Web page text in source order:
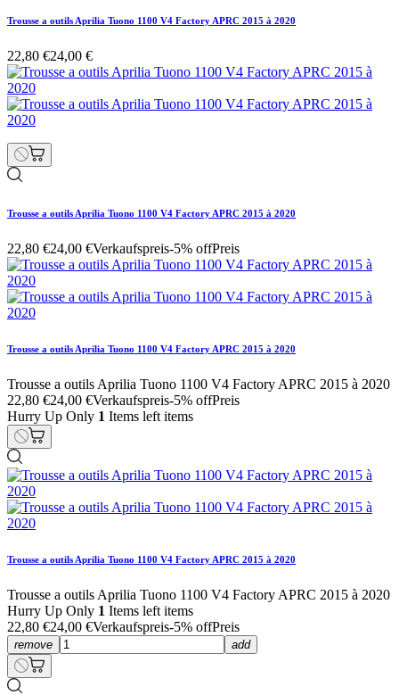
Trousse a outils Aprilia Tuono 1100 V4 Factory APRC 2015 à 2020
22,80 €24,00 €
Trousse a outils Aprilia Tuono 1100 V4 Factory APRC 2015 à 2020
22,80 €24,00 €Verkaufspreis-5% offPreis
Trousse a outils Aprilia Tuono 1100 V4 Factory APRC 2015 à 2020
Trousse a outils Aprilia Tuono 1100 V4 Factory APRC 2015 à 2020
22,80 €24,00 €Verkaufspreis-5% offPreis
Hurry Up Only 1 Items left items
Trousse a outils Aprilia Tuono 1100 V4 Factory APRC 2015 à 2020
Trousse a outils Aprilia Tuono 1100 V4 Factory APRC 2015 à 2020
Hurry Up Only 1 Items left items
22,80 €24,00 €Verkaufspreis-5% offPreis
remove add